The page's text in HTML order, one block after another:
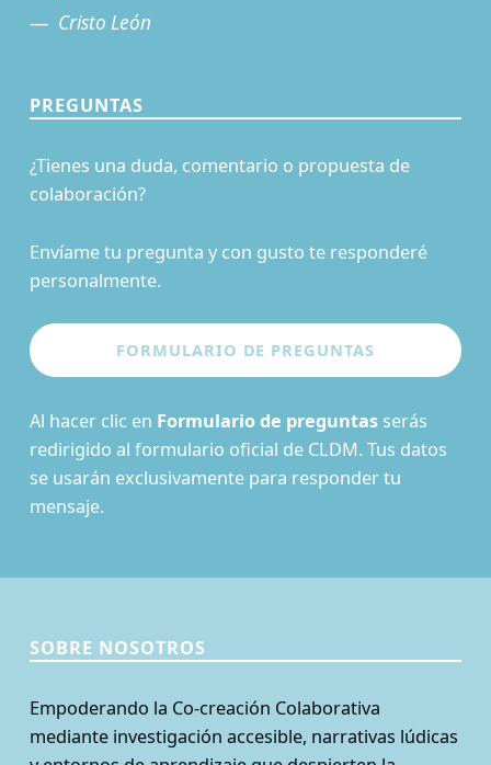
Cristo León
PREGUNTAS
¿Tienes una duda, comentario o propuesta de
colaboración?
Envíame tu pregunta y con gusto te responderé
personalmente.
Al hacer clic en Formulario de preguntasserás
redirigido al formulario oficial de CLDM. Tus datos
se usarán exclusivamente para responder tu
mensaje.
SOBRE NOSOTROS
Empoderando la Co-creación Colaborativa
mediante investigación accesible, narrativas lúdicas